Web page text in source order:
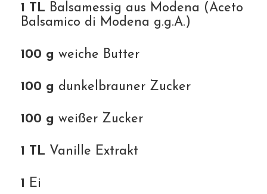
1 TL Balsamessig aus Modena (Aceto
Balsamico di Modena g.g.A.)
100 g weiche Butter
100 g dunkelbrauner Zucker
100 g weißer Zucker
1 TL Vanille Extrakt
1 Ei